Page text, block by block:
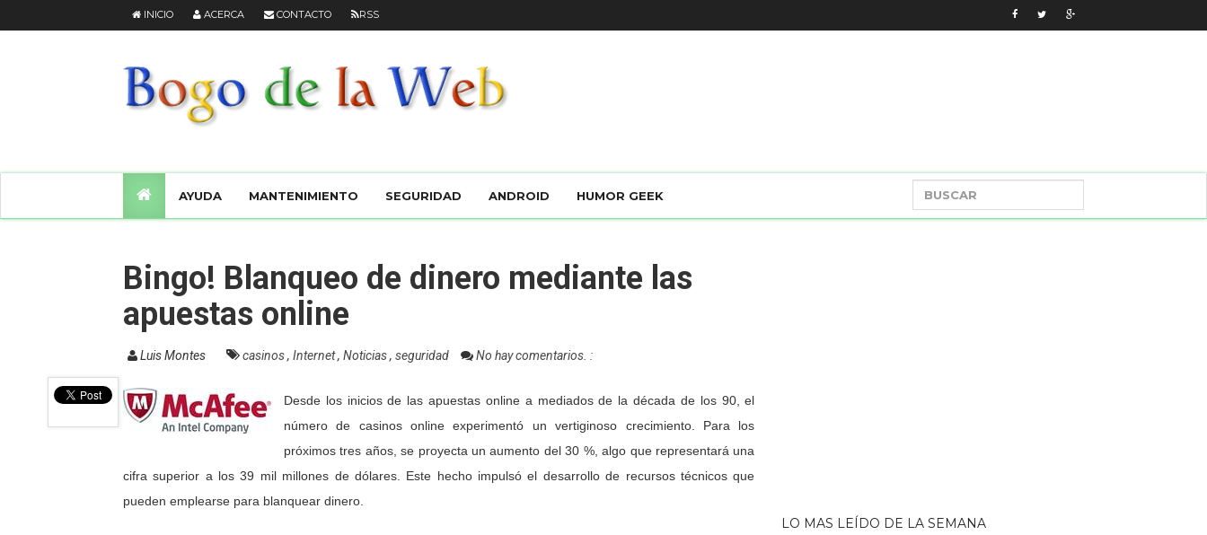
INICIO ACERCA CONTACTO RSS
AYUDA MANTENIMIENTO SEGURIDAD ANDROID HUMOR GEEK
Bingo! Blanqueo de dinero mediante las
apuestas online
Luis Montes casinos, Internet, Noticias, seguridad No hay comentarios. :
Desde los inicios de las apuestas online a mediados de la década de los 90, el
número de casinos online experimentó un vertiginoso crecimiento. Para los
próximos tres años, se proyecta un aumento del 30 %, algo que representará una
cifra superior a los 39 mil millones de dólares. Este hecho impulsó el desarrollo de recursos técnicos que
pueden emplearse para blanquear dinero.
LO MAS LEÍDO DE LA SEMANA